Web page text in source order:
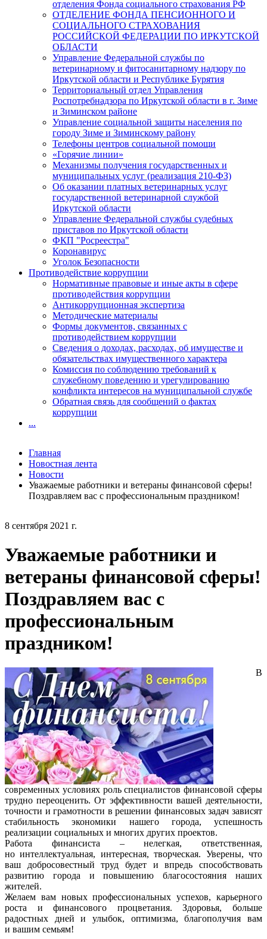
8 сентября 2021 г.
Уважаемые работники и
ветераны финансовой сферы!
Поздравляем вас с
профессиональным
праздником!
В
современных условиях роль специалистов финансовой сферы
трудно переоценить. От эффективности вашей деятельности,
точности и грамотности в решении финансовых задач зависят
стабильность экономики нашего города, успешность
реализации социальных и многих других проектов.
Работа финансиста – нелегкая, ответственная,
но интеллектуальная, интересная, творческая. Уверены, что
ваш добросовестный труд будет и впредь способствовать
развитию города и повышению благосостояния наших
жителей.
Желаем вам новых профессиональных успехов, карьерного
роста и финансового процветания. Здоровья, больше
радостных дней и улыбок, оптимизма, благополучия вам
и вашим семьям!
отделения Фонда социального страхования РФ
ОТДЕЛЕНИЕ ФОНДА ПЕНСИОННОГО И
СОЦИАЛЬНОГО СТРАХОВАНИЯ
РОССИЙСКОЙ ФЕДЕРАЦИИ ПО ИРКУТСКОЙ
ОБЛАСТИ
Управление Федеральной службы по
ветеринарному и фитосанитарному надзору по
Иркутской области и Республике Бурятия
Территориальный отдел Управления
Роспотребнадзора по Иркутской области в г. Зиме
и Зиминском районе
Управление социальной защиты населения по
городу Зиме и Зиминскому району
Телефоны центров социальной помощи
«Горячие линии»
Механизмы получения государственных и
муниципальных услуг (реализация 210-ФЗ)
Об оказании платных ветеринарных услуг
государственной ветеринарной службой
Иркутской области
Управление Федеральной службы судебных
приставов по Иркутской области
ФКП "Росреестра"
Коронавирус
Уголок Безопасности
Противодействие коррупции
Нормативные правовые и иные акты в сфере
противодействия коррупции
Антикоррупционная экспертиза
Методические материалы
Формы документов, связанных с
противодействием коррупции
Сведения о доходах, расходах, об имуществе и
обязательствах имущественного характера
Комиссия по соблюдению требований к
служебному поведению и урегулированию
конфликта интересов на муниципальной службе
Обратная связь для сообщений о фактах
коррупции
...
Главная
Новостная лента
Новости
Уважаемые работники и ветераны финансовой сферы!
Поздравляем вас с профессиональным праздником!